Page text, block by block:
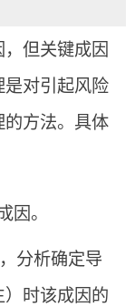
但关键成因
对引起风险
方法。具体
。
分析确定导
时该成因的